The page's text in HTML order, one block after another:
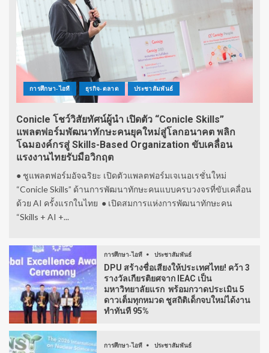
การศึกษา-ไอที ธุรกิจ-ตลาด ประชาสัมพันธ์
Conicle โชว์วิสัยทัศน์ผู้นำ เปิดตัว “Conicle Skills”
แพลตฟอร์มพัฒนาทักษะคนยุคใหม่สู่โลกอนาคต พลิก
โฉมองค์กรสู่ Skills-Based Organization ขับเคลื่อน
แรงงานไทยรับมือวิกฤต
● ชูแพลตฟอร์มอัจฉริยะ เปิดตัวแพลตฟอร์มเจเนอเรชั่นใหม่
“Conicle Skills” ด้านการพัฒนาทักษะคนแบบครบวงจรที่ขับเคลื่อน
ด้วย AI ครั้งแรกในไทย ● เปิดสมการแห่งการพัฒนาทักษะคน
“Skills + AI +...
การศึกษา-ไอที ประชาสัมพันธ์
DPU สร้างชื่อเสียงให้ประเทศไทย! คว้า 3
รางวัลเกียรติยศจาก IEAC เป็น
มหาวิทยาลัยแรก พร้อมกวาดประเมิน 5
ดาวเต็มทุกหมวด ชูสถิติเด็กจบใหม่ได้งาน
ทำทันที 95%
การศึกษา-ไอที ประชาสัมพันธ์